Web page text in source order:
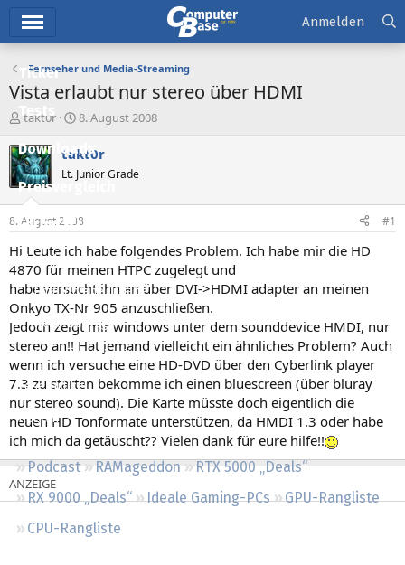
Ticker
Tests
Downloads
Preisvergleich
Forum
Aktuelles
Empfohlene Inhalte
Neue Beiträge
Neueste Aktivitäten
Leserartikel
Regeln
Podcast RAMageddon
RTX 5000 „Deals“
RX 9000 „Deals“
Ideale Gaming-PCs
GPU-Rangliste
CPU-Rangliste
Anmelden
Fernseher und Media-Streaming
Vista erlaubt nur stereo über HDMI
E
s
t
e
l
e
takt0r
E
s
e
l
t
a
m
8. August 2008
takt0r
Lt. Junior Grade
8. August 2008 #1
Hi Leute ich habe folgendes Problem. Ich habe mir die HD
4870 für meinen HTPC zugelegt und
habe versucht ihn an über DVI->HDMI adapter an meinen
Onkyo TX-Nr 905 anzuschließen.
Jedoch zeigt mir windows unter dem sounddevice HMDI, nur
stereo an!! Hat jemand vielleicht ein ähnliches Problem? Auch
wenn ich versuche eine HD-DVD über den Cyberlink player
7.3 zu starten bekomme ich einen bluescreen (über bluray
nur stereo sound). Die Karte müsste doch eigentlich die
neuen HD Tonformate unterstützen, da HMDI 1.3 oder habe
ich mich da getäuscht?? Vielen dank für eure hilfe!!